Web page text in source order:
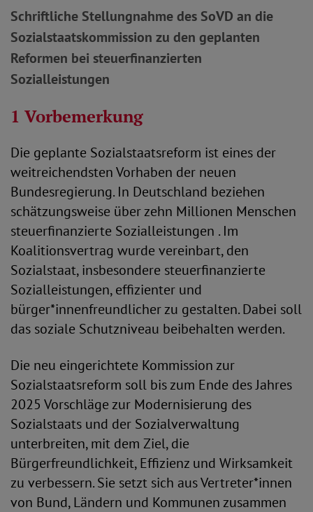
Schriftliche Stellungnahme des SoVD an die
Sozialstaatskommission zu den geplanten
Reformen bei steuerfinanzierten
Sozialleistungen
1 Vorbemerkung
Die geplante Sozialstaatsreform ist eines der
weitreichendsten Vorhaben der neuen
Bundesregierung. In Deutschland beziehen
schätzungsweise über zehn Millionen Menschen
steuerfinanzierte Sozialleistungen . Im
Koalitionsvertrag wurde vereinbart, den
Sozialstaat, insbesondere steuerfinanzierte
Sozialleistungen, effizienter und
bürger*innenfreundlicher zu gestalten. Dabei soll
das soziale Schutzniveau beibehalten werden.
Die neu eingerichtete Kommission zur
Sozialstaatsreform soll bis zum Ende des Jahres
2025 Vorschläge zur Modernisierung des
Sozialstaats und der Sozialverwaltung
unterbreiten, mit dem Ziel, die
Bürgerfreundlichkeit, Effizienz und Wirksamkeit
zu verbessern. Sie setzt sich aus Vertreter*innen
von Bund, Ländern und Kommunen zusammen